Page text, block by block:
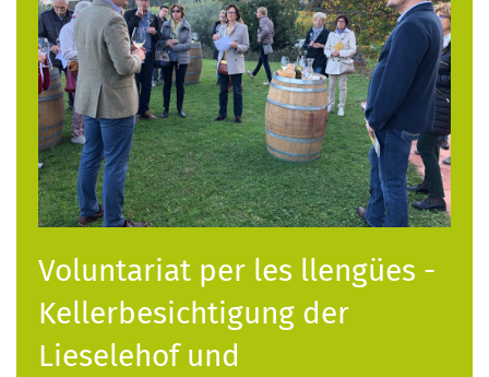
Voluntariat per les llengües -
Kellerbesichtigung der
Lieselehof und